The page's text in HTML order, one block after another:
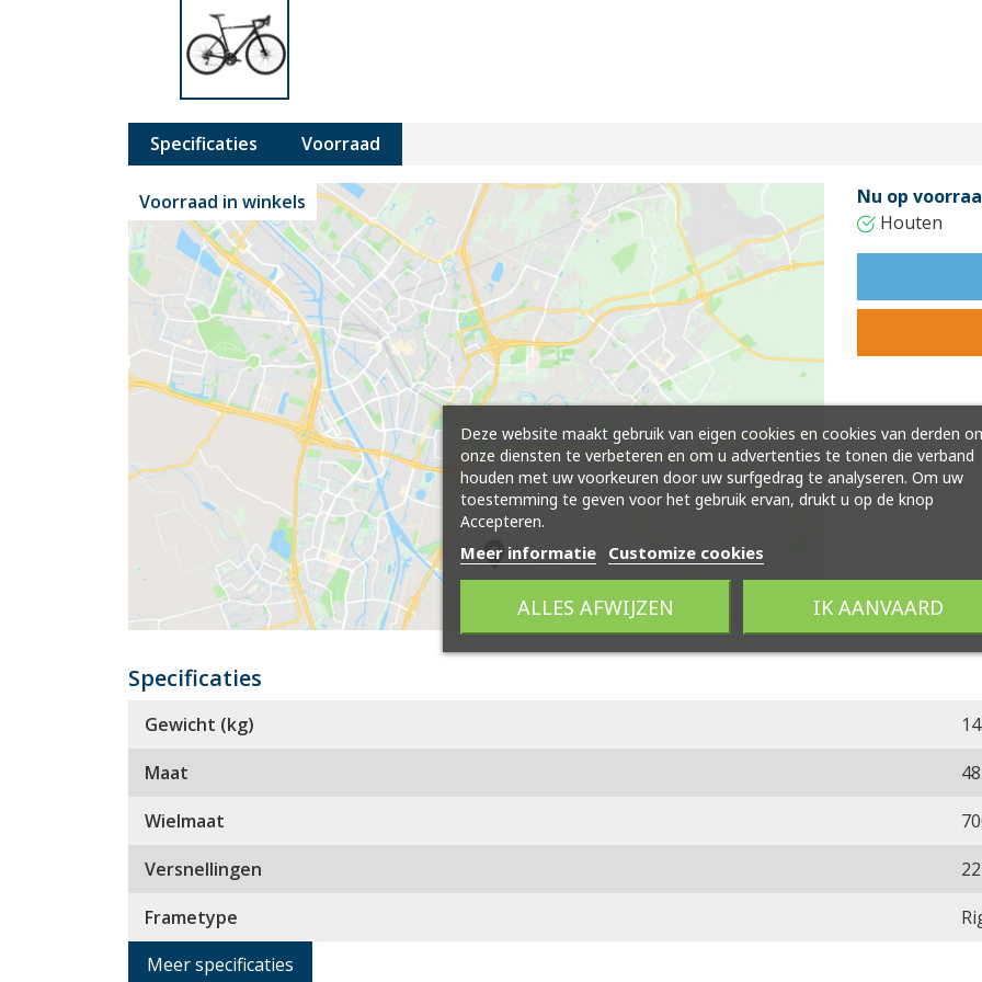
Specificaties Voorraad
Voorraad in winkels
Nu op
Houten
Specificaties
Gewicht (kg)
Maat
48
Wielmaat
Versnellingen
22
Frametype
Meer specificaties
Deze website maakt gebruik van eigen cookies en cookies van derden
onze diensten te verbeteren en om u advertenties te tonen die verband
houden met uw voorkeuren door uw surfgedrag te analyseren. Om uw
toestemming te geven voor het gebruik ervan, drukt u op de knop
Accepteren.
Meer informatie Customize cookies
ALLES AFWIJZEN IK AANVAARD